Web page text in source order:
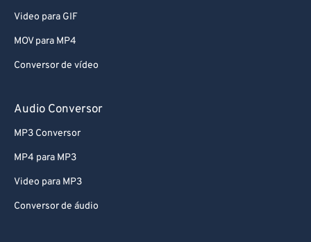
Video para GIF
MOV para MP4
Conversor de vídeo
Audio Conversor
MP3 Conversor
MP4 para MP3
Video para MP3
Conversor de áudio